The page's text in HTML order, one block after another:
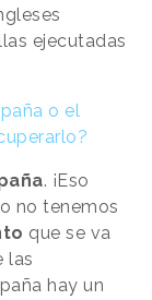
ejecutadas
o el
. ¡Eso
no tenemos
que se va
las
hay un